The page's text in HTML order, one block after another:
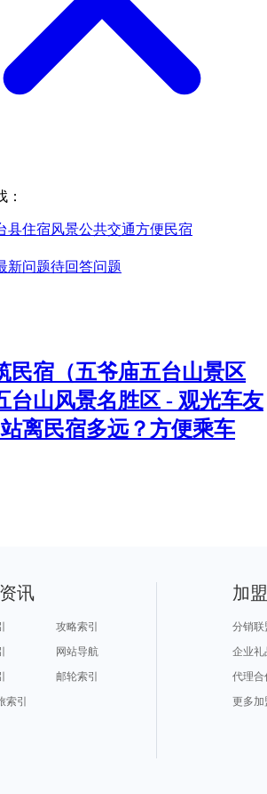
：
县住宿风景公共交通方便民宿
新问题待回答问题
民宿（五爷庙五台山景区
台山风景名胜区 - 观光车友
离民宿多远？方便乘车
讯
攻略索引
网站导航
邮轮索引
索引
加
分销联
企业礼
代理合
更多加